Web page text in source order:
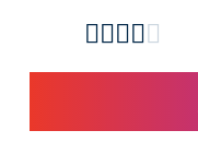
    